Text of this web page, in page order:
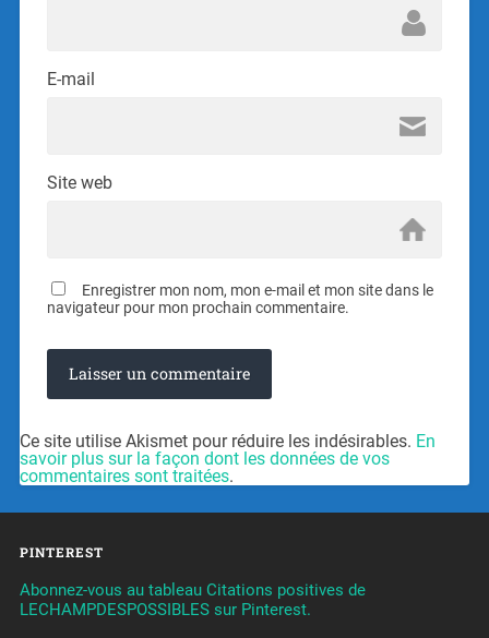
E-mail
Site web
Enregistrer mon nom, mon e-mail et mon site dans le
navigateur pour mon prochain commentaire.
Ce site utilise Akismet pour réduire les indésirables. En
savoir plus sur la façon dont les données de vos
commentaires sont traitées.
PINTEREST
Abonnez-vous au tableau Citations positives de
LECHAMPDESPOSSIBLES sur Pinterest.